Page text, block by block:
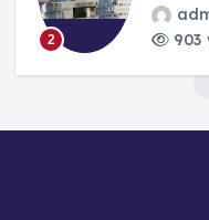
3
818